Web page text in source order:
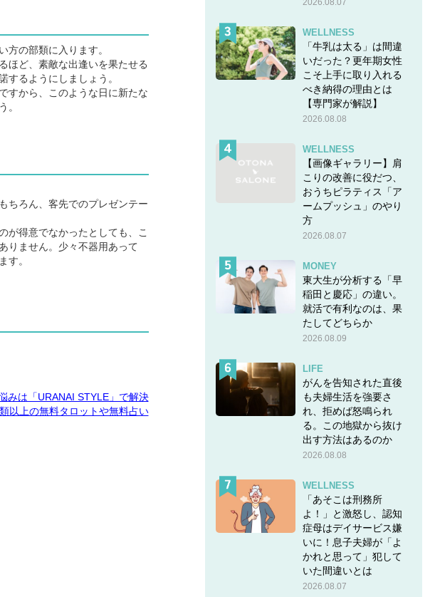
の部類に入ります。
ほど、素敵な出逢いを果たせる
るようにしましょう。
すから、このような日に新たな
。
ちろん、客先でのプレゼンテー
が得意でなかったとしても、こ
りません。少々不器用あって
す。
みは「URANAI STYLE」で解決
以上の無料タロットや無料占い
WELLNESS
「牛乳は太る」は間違
いだった？更年期女性
こそ上手に取り入れる
べき納得の理由とは
【専門家が解説】
2026.08.08
WELLNESS
【画像ギャラリー】肩
こりの改善に役だつ、
おうちピラティス「ア
ームプッシュ」のやり
方
2026.08.07
MONEY
東大生が分析する「早
稲田と慶応」の違い。
就活で有利なのは、果
たしてどちらか
2026.08.09
LIFE
がんを告知された直後
も夫婦生活を強要さ
れ、拒めば怒鳴られ
る。この地獄から抜け
出す方法はあるのか
2026.08.08
WELLNESS
「あそこは刑務所
よ！」と激怒し、認知
症母はデイサービス嫌
いに！息子夫婦が「よ
かれと思って」犯して
いた間違いとは
2026.08.07